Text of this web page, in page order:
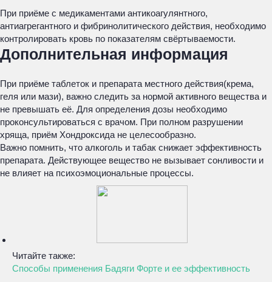
При приёме с медикаментами антикоагулянтного,
антиагрегантного и фибринолитического действия, необходимо
контролировать кровь по показателям свёртываемости.
Дополнительная информация
При приёме таблеток и препарата местного действия(крема,
геля или мази), важно следить за нормой активного вещества и
не превышать её. Для определения дозы необходимо
проконсультироваться с врачом. При полном разрушении
хряща, приём Хондроксида не целесообразно.
Важно помнить, что алкоголь и табак снижает эффективность
препарата. Действующее вещество не вызывает сонливости и
не влияет на психоэмоциональные процессы.
Читайте также:
Способы применения Бадяги Форте и ее эффективность